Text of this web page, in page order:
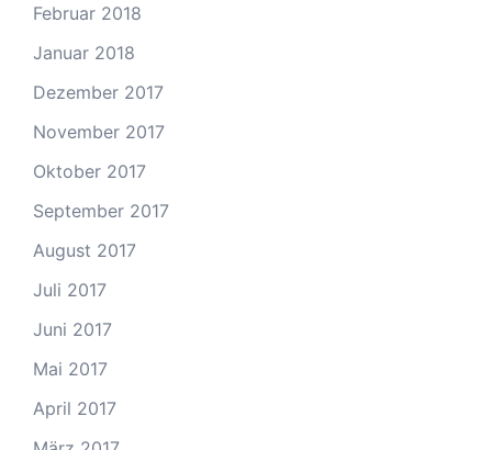
Februar 2018
Januar 2018
Dezember 2017
November 2017
Oktober 2017
September 2017
August 2017
Juli 2017
Juni 2017
Mai 2017
April 2017